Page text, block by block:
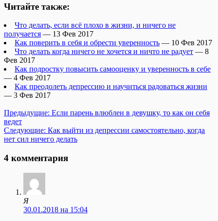
Читайте также:
Что делать, если всё плохо в жизни, и ничего не
получается — 13 Фев 2017
Как поверить в себя и обрести уверенность — 10 Фев 2017
Что делать когда ничего не хочется и ничто не радует — 8
Фев 2017
Как подростку повысить самооценку и уверенность в себе
— 4 Фев 2017
Как преодолеть депрессию и научиться радоваться жизни
— 3 Фев 2017
Предыдущие: Если парень влюблен в девушку, то как он себя
ведет
Следующие: Как выйти из депрессии самостоятельно, когда
нет сил ничего делать
4 комментария
Я
30.01.2018 на 15:04